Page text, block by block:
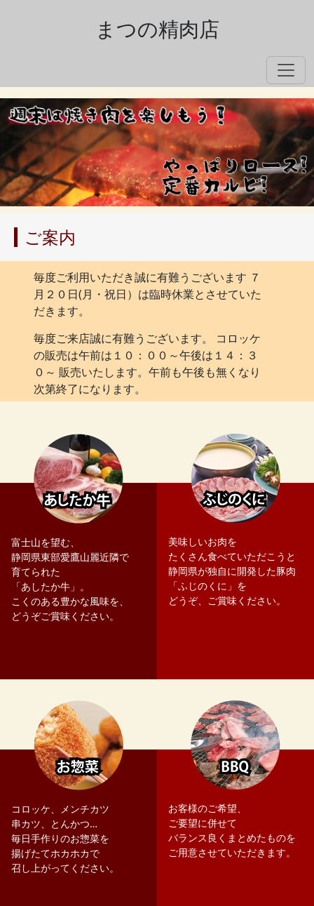
まつの精肉店
ご案内
毎度ご利用いただき誠に有難うございます ７
月２０日(月・祝日）は臨時休業とさせていた
だきます。
毎度ご来店誠に有難うございます。 コロッケ
の販売は午前は１０：００～午後は１４：３
０～ 販売いたします。午前も午後も無くなり
次第終了になります。
富士山を望む、
静岡県東部愛鷹山麗近隣で
育てられた
「あしたか牛」。
こくのある豊かな風味を、
どうぞご賞味ください。
美味しいお肉を
たくさん食べていただこうと
静岡県が独自に開発した豚肉
「ふじのくに」を
どうぞ、ご賞味ください。
コロッケ、メンチカツ
串カツ、とんかつ…
毎日手作りのお惣菜を
揚げたてホカホカで
召し上がってください。
お客様のご希望、
ご要望に併せて
バランス良くまとめたものを
ご用意させていただきます。